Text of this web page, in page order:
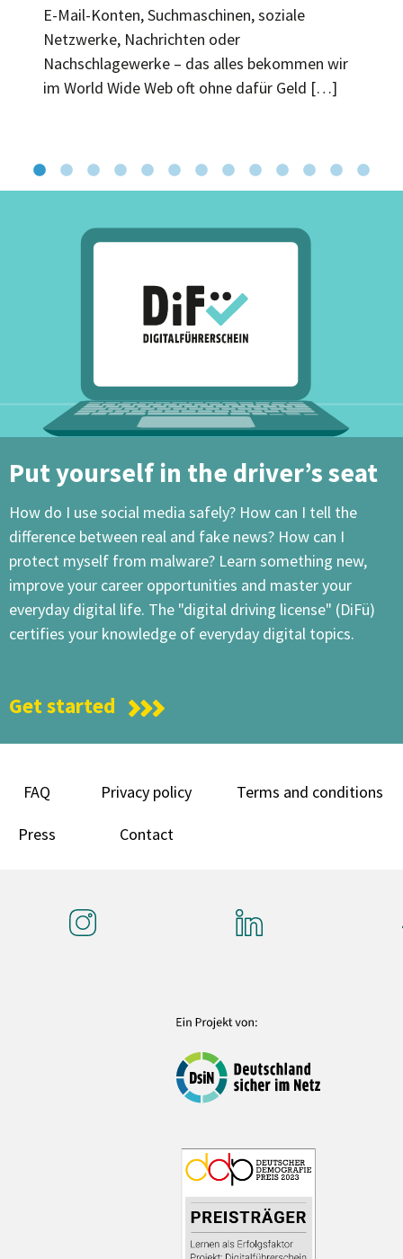
E-Mail-Konten, Suchmaschinen, soziale
Netzwerke, Nachrichten oder
Nachschlagewerke – das alles bekommen wir
im World Wide Web oft ohne dafür Geld […]
Put yourself in the driver’s seat
How do I use social media safely? How can I tell the
difference between real and fake news? How can I
protect myself from malware? Learn something new,
improve your career opportunities and master your
everyday digital life. The "digital driving license" (DiFü)
certifies your knowledge of everyday digital topics.
Get started
FAQ Privacy policy Terms and conditions
Press Contact